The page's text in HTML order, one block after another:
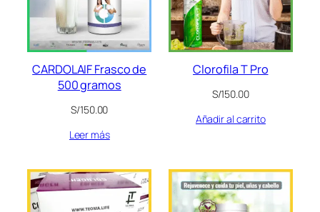
CARDOLAIF Frasco de
500 gramos
S/150.00
Leer más
Clorofila T Pro
S/150.00
Añadir al carrito